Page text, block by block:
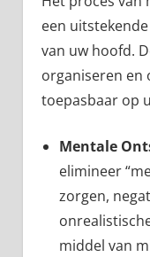
een
van uw hoofd.
organiseren en
toepasbaar op
Mentale
elimineer
zorgen,
middel van